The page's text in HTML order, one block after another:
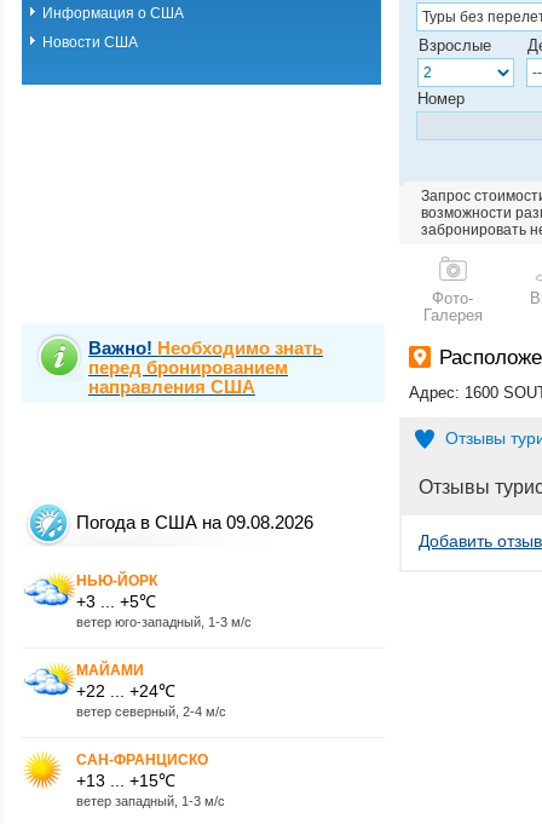
Информация о США
Новости США
Важно! Необходимо знать
перед бронированием
направления США
Погода в США на 09.08.2026
НЬЮ-ЙОРК
+3 ... +5℃
ветер юго-западный, 1-3 м/с
МАЙАМИ
+22 ... +24℃
ветер северный, 2-4 м/с
САН-ФРАНЦИСКО
+13 ... +15℃
ветер западный, 1-3 м/с
Взрослые
Номер
Запрос
возможности
забронировать
Фото-
Галерея
Адрес: 1600
Отзывы
Отзывы
Добавить отзыв